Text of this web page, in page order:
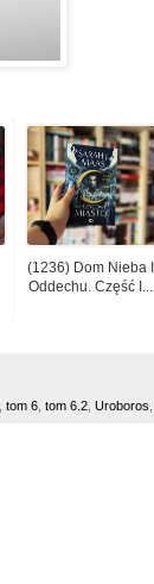
(1236) Dom Nieba I
Oddechu. Część I...
tom 6 tom 6.2 Uroboros